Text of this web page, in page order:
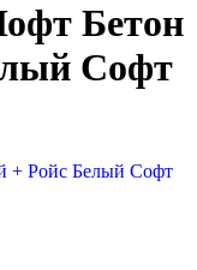
Бетон
Софт